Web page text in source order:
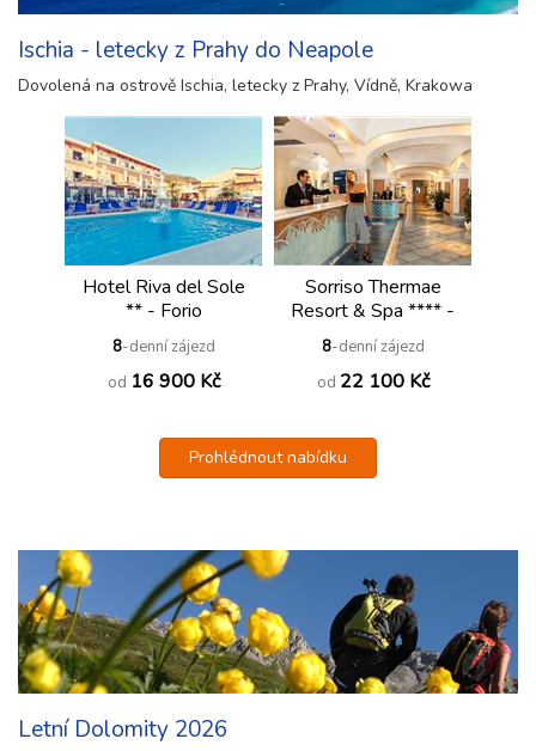
Ischia - letecky z Prahy do Neapole
Dovolená na ostrově Ischia, letecky z Prahy, Vídně, Krakowa
Hotel Riva del Sole
** - Forio
8-denní zájezd
od 16 900 Kč
Sorriso Thermae
Resort & Spa **** -
Forio
8-denní zájezd
od 22 100 Kč
Prohlédnout nabídku
Letní Dolomity 2026